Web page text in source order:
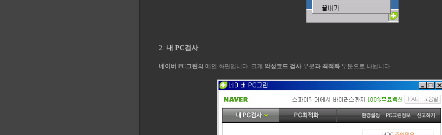
2. 내 PC검사
네이버 PC그린의 메인 화면입니다. 크게 악성코드 검사 부분과 최적화 부분으로 나뉩니다.